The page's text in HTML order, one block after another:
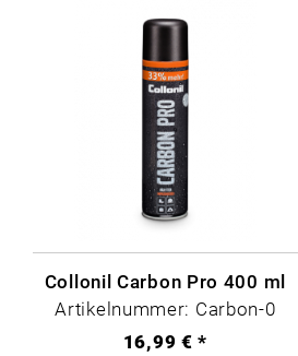
Collonil Carbon Pro 400 ml
Artikelnummer: Carbon-0
16,99 € *